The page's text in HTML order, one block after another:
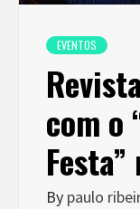
EVENTOS
com o
By paulo